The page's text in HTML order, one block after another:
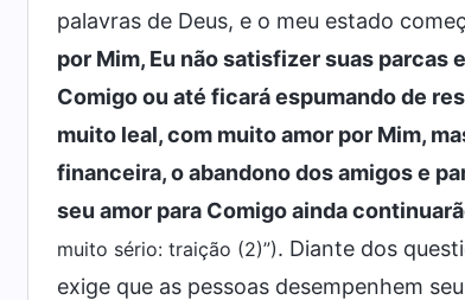
palavras de Deus, e o meu estado
por Mim, Eu não satisfizer suas
Comigo ou até ficará espumando de
muito leal, com muito amor por Mim,
financeira, o abandono dos amigos e
seu amor para Comigo ainda
muito sério: traição (2)”). Diante dos
exige que as pessoas desempenhem